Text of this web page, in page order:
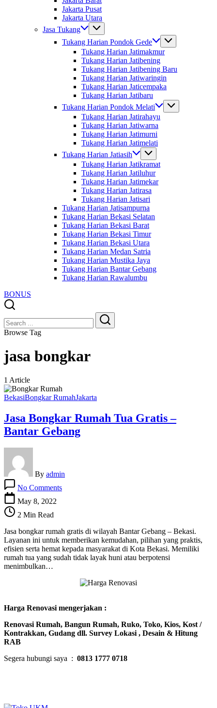
Jakarta Pusat
Jakarta Utara
Jasa Tukang
Tukang Harian Pondok Gede
Tukang Harian Jatimakmur
Tukang Harian Jatibening
Tukang Harian Jatibening Baru
Tukang Harian Jatiwaringin
Tukang Harian Jaticempaka
Tukang Harian Jatibaru
Tukang Harian Pondok Melati
Tukang Harian Jatirahayu
Tukang Harian Jatiwarna
Tukang Harian Jatimurni
Tukang Harian Jatimelati
Tukang Harian Jatiasih
Tukang Harian Jatikramat
Tukang Harian Jatiluhur
Tukang Harian Jatimekar
Tukang Harian Jatirasa
Tukang Harian Jatisari
Tukang Harian Jatisampurna
Tukang Harian Bekasi Selatan
Tukang Harian Bekasi Barat
Tukang Harian Bekasi Timur
Tukang Harian Bekasi Utara
Tukang Harian Medan Satria
Tukang Harian Mustika Jaya
Tukang Harian Bantar Gebang
Tukang Harian Rawalumbu
BONUS
Search
Search
Browse Tag
jasa bongkar
1 Article
BekasiBongkar RumahJakarta
Jasa Bongkar Rumah Tua Gratis –
Bantar Gebang
By admin
No CommentsJasa
–
Bantar
Gebang
May 8, 2022
2 Min Read
Jasa bongkar rumah gratis di wilayah Bantar Gebang – Bekasi.
Layanan ini untuk memberikan kemudahan, pilihan yang praktis,
efisien serta hemat kepada masyarakat di Kota Bekasi. Memiliki
rumah tua yang sudah tidak layak huni atau berpotensi
menimbulkan…
Harga Renovasi mengerjakan :
Renovasi Rumah, Bangun Rumah, Ruko, Toko, Kios, Kost /
Kontrakkan, Gudang dll. Survey Lokasi , Desain & Hitung
RAB
Segera hubungi saya : 0813 1777 0718